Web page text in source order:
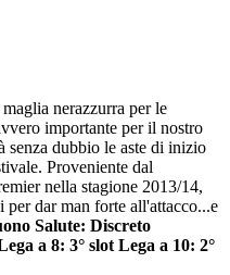
nerazzurra per le
importante per il nostro
senza dubbio le aste di inizio
Proveniente dal
nella stagione 2013/14,
dar man forte all'attacco...e
Salute: Discreto
a 8: 3° slot Lega a 10: 2°